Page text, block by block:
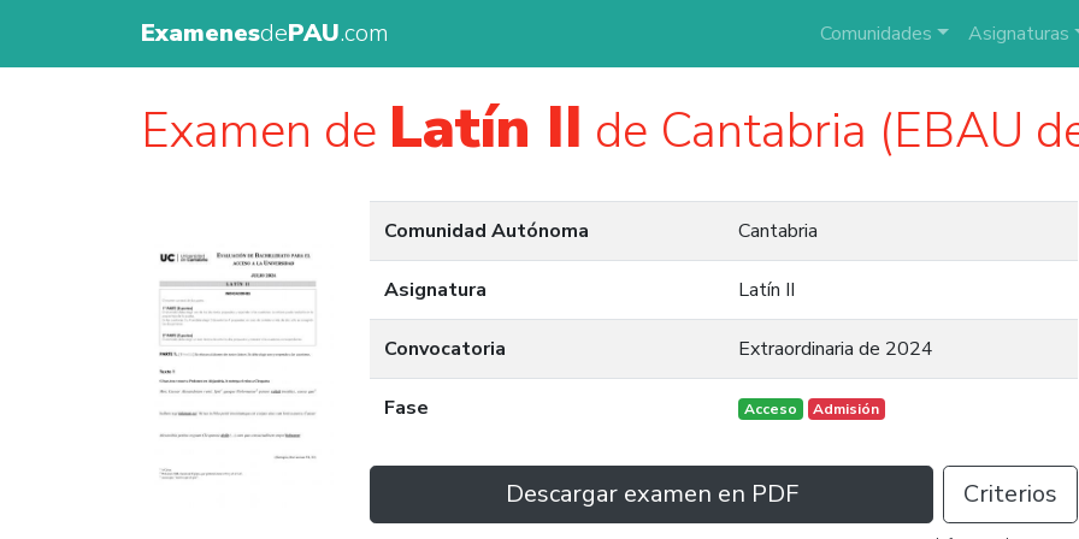
ExamenesdePAU.com Comunidades Asignaturas
Examen de Latín II de Cantabria (EBAU
Comunidad Autónoma Cantabria
Asignatura Latín II
Convocatoria Extraordinaria de 2024
Fase Acceso Admisión
Descargar examen en PDF Criterios